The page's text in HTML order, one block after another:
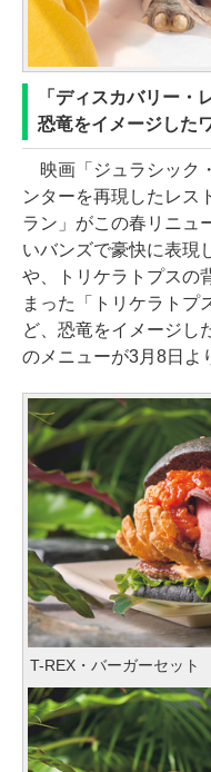
「ディスカバリー・
恐竜をイメージした
映画「ジュラシック
ンターを再現したレス
ラン」がこの春リニュ
いバンズで豪快に表現
や、トリケラトプスの
まった「トリケラトプ
ど、恐竜をイメージし
のメニューが3月8日よ
T-REX・バーガーセット